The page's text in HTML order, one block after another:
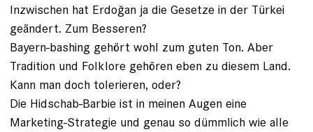
Inzwischen hat Erdoğan ja die Gesetze in der Türkei
geändert. Zum Besseren?
Bayern-bashing gehört wohl zum guten Ton. Aber
Tradition und Folklore gehören eben zu diesem Land.
Kann man doch tolerieren, oder?
Die Hidschab-Barbie ist in meinen Augen eine
Marketing-Strategie und genau so dümmlich wie alle